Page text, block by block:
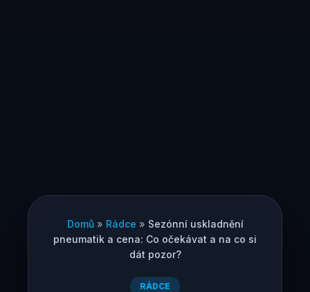
Domů» Rádce » Sezónní uskladnění
pneumatik a cena: Co očekávat a na co si
dát pozor?
RÁDCE